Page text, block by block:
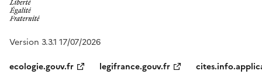
Version 3.3.1 17/07/2026
ecologie.gouv.fr
legifrance.gouv.fr